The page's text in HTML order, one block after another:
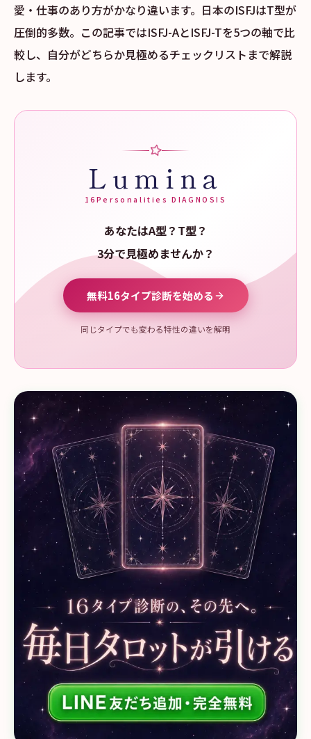
愛・仕事のあり方がかなり違います。日本のISFJはT型が
圧倒的多数。この記事ではISFJ-AとISFJ-Tを5つの軸で比
較し、自分がどちらか見極めるチェックリストまで解説
します。
Lumina
16Personalities DIAGNOSIS
あなたはA型？T型？
3分で見極めませんか？
無料16タイプ診断を始める
同じタイプでも変わる特性の違いを解明